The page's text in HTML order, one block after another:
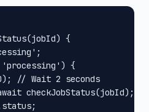
{
{
// Wait 2 seconds
checkJobStatus(jobId);